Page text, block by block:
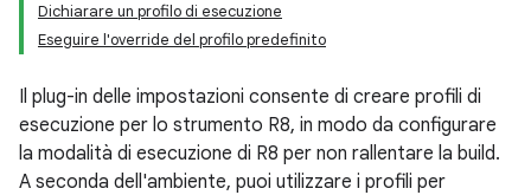
Dichiarare un profilo di esecuzione
Eseguire l'override del profilo predefinito
Il plug-in delle impostazioni consente di creare profili di
esecuzione per lo strumento R8, in modo da configurare
la modalità di esecuzione di R8 per non rallentare la build.
A seconda dell'ambiente, puoi utilizzare i profili per